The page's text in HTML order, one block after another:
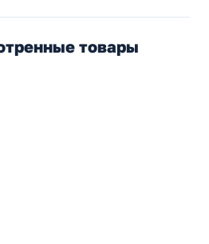
товары